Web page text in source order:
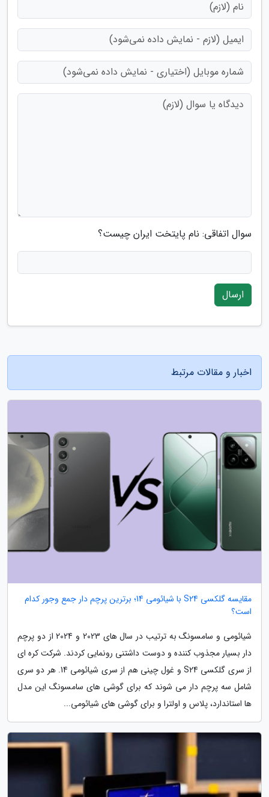
سوال اتفاقی: نام پایتخت ایران چیست؟
ارسال
اخبار و مقالات مرتبط
مقایسه گلکسی S24 با شیائومی 14؛ برترین پرچم دار جمع وجور کدام
است؟
شیائومی و سامسونگ به ترتیب در سال های 2023 و 2024 از دو پرچم
دار بسیار مجذوب کننده و دوست داشتنی رونمایی کردند. شرکت کره ای
از سری گلکسی S24 و غول چینی هم از سری شیائومی 14. هر دو سری
شامل سه پرچم دار می شوند که برای گوشی های سامسونگ این مدل
ها استاندارد، پلاس و اولترا و برای گوشی های شیائومی...